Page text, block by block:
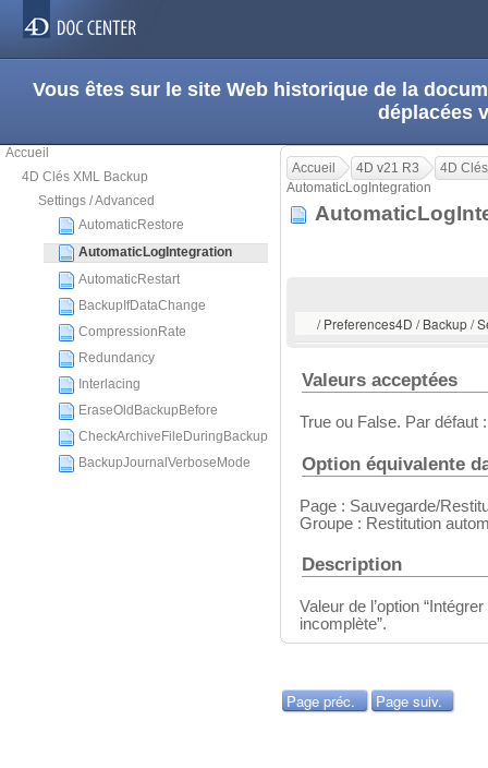
Vous êtes sur le site Web historique de la
déplacées
Accueil
4D Clés XML Backup
Settings / Advanced
AutomaticRestore
AutomaticLogIntegration
AutomaticRestart
BackupIfDataChange
CompressionRate
Redundancy
Interlacing
EraseOldBackupBefore
CheckArchiveFileDuringBackup
BackupJournalVerboseMode
Accueil 4D v21 R3
4D
AutomaticLogIntegration
/ Preferences4D / Backup /
Valeurs acceptées
True ou False. Par défaut
Option équivalente
Page : Sauvegarde/
Groupe : Restitution
Description
Valeur de l’option
incomplète”.
Page préc. Page suiv.